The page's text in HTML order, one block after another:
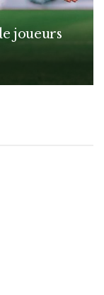
joueurs